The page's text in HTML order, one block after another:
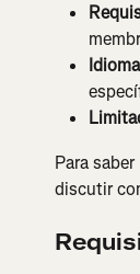
Para
discutir